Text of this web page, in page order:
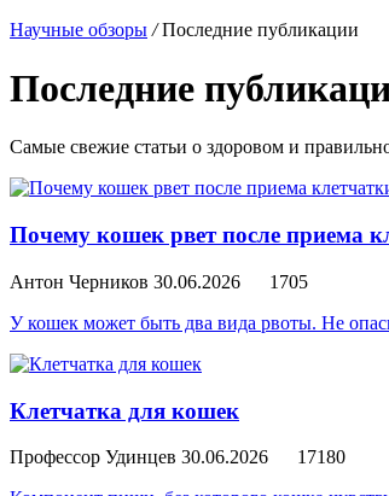
Научные обзоры / Последние публикации
Последние
Самые свежие статьи о здоровом и
Почему кошек рвет после приема
Антон Черников 30.06.2026
1705
У кошек может быть два вида рвоты. Не
Клетчатка для кошек
Профессор Удинцев 30.06.2026
17180